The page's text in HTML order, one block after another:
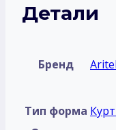
Детали
Бренд
Тип форма